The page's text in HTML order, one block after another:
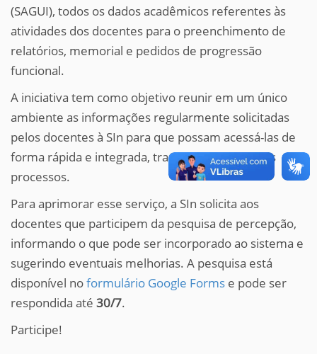
(SAGUI), todos os dados acadêmicos referentes às
atividades dos docentes para o preenchimento de
relatórios, memorial e pedidos de progressão
funcional.
A iniciativa tem como objetivo reunir em um único
ambiente as informações regularmente solicitadas
pelos docentes à SIn para que possam acessá-las de
forma rápida e integrada, trazendo agilidade aos
processos.
Para aprimorar esse serviço, a SIn solicita aos
docentes que participem da pesquisa de percepção,
informando o que pode ser incorporado ao sistema e
sugerindo eventuais melhorias. A pesquisa está
disponível noformulário Google Forms e pode ser
respondida até 30/7.
Participe!